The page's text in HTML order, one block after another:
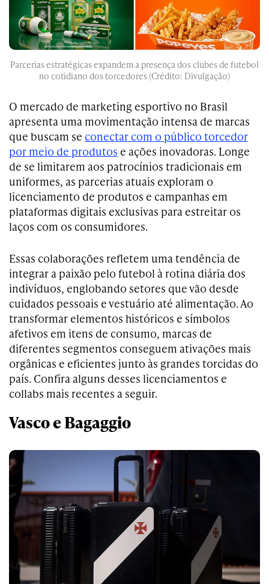
Parcerias estratégicas expandem a presença dos clubes de futebol
no cotidiano dos torcedores (Crédito: Divulgação)
O mercado de marketing esportivo no Brasil
apresenta uma movimentação intensa de marcas
que buscam se conectar com o público torcedor
por meio de produtos e ações inovadoras. Longe
de se limitarem aos patrocínios tradicionais em
uniformes, as parcerias atuais exploram o
licenciamento de produtos e campanhas em
plataformas digitais exclusivas para estreitar os
laços com os consumidores.
Essas colaborações refletem uma tendência de
integrar a paixão pelo futebol à rotina diária dos
indivíduos, englobando setores que vão desde
cuidados pessoais e vestuário até alimentação. Ao
transformar elementos históricos e símbolos
afetivos em itens de consumo, marcas de
diferentes segmentos conseguem ativações mais
orgânicas e eficientes junto às grandes torcidas do
país. Confira alguns desses licenciamentos e
collabs mais recentes a seguir.
Vasco e Bagaggio